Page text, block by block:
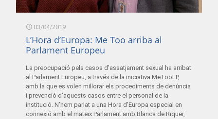
03/04/2019
L’Hora d’Europa: Me Too arriba al
Parlament Europeu
La preocupació pels casos d’assatjament sexual ha arribat
al Parlament Europeu, a través de la iniciativa MeTooEP,
amb la que es volen millorar els procediments de denúncia
i prevenció d’aquests casos entre el personal de la
institució. N’hem parlat a una Hora d’Europa especial en
connexió amb el mateix Parlament amb Blanca de Riquer,